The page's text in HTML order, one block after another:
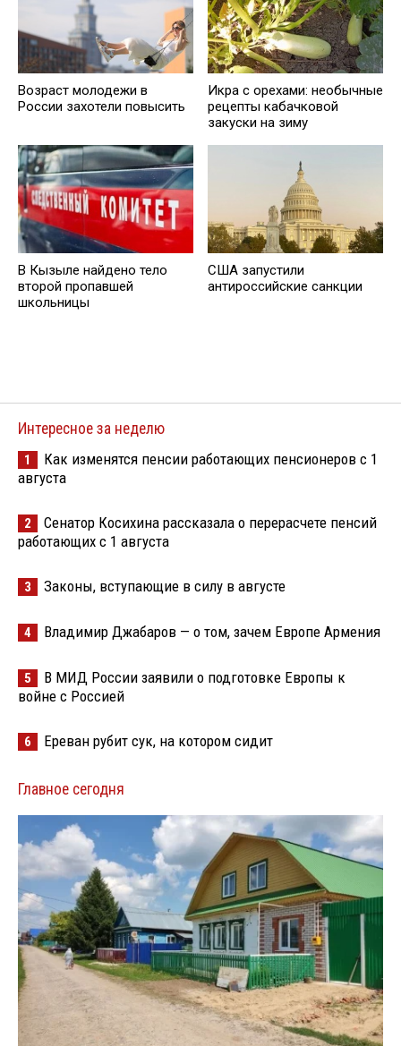
Возраст молодежи в
России захотели повысить
Икра с орехами: необычные
рецепты кабачковой
закуски на зиму
В Кызыле найдено тело
второй пропавшей
школьницы
США запустили
антироссийские санкции
Интересное за неделю
1
Как изменятся пенсии работающих пенсионеров с 1
августа
2
Сенатор Косихина рассказала о перерасчете пенсий
работающих с 1 августа
3 Законы, вступающие в силу в августе
4 Владимир Джабаров — о том, зачем Европе Армения
5
В МИД России заявили о подготовке Европы к
войне с Россией
6 Ереван рубит сук, на котором сидит
Главное сегодня